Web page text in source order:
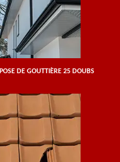
POSE DE GOUTTIÈRE 25 DOUBS